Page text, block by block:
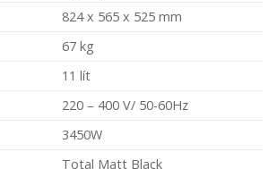
824 x 565 x 525 mm
67 kg
11 lít
220 – 400 V/ 50-60Hz
3450W
Total Matt Black